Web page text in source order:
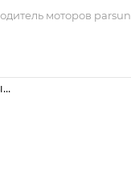
моторов parsun